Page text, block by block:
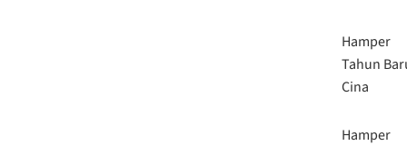
Hamper
Tahun
Cina
Hamper